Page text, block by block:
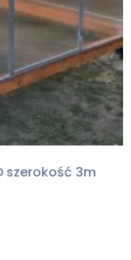
szerokość 3m